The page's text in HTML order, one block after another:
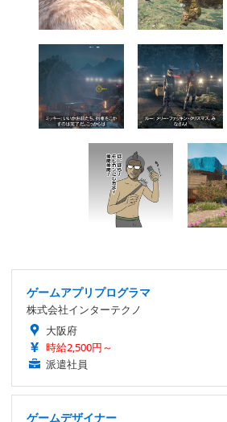
ゲームアプリプログラマ
株式会社インターテクノ
大阪府
時給2,500円～
派遣社員
ゲームデザイナー